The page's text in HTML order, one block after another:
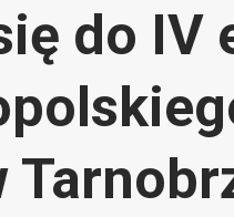
do IV